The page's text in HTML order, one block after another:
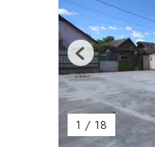
1 / 18
Previous